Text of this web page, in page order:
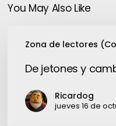
You May Also Like
Zona de lectores
jetones
cambios
hora
De jetones y
Ricardog
jueves 16 de